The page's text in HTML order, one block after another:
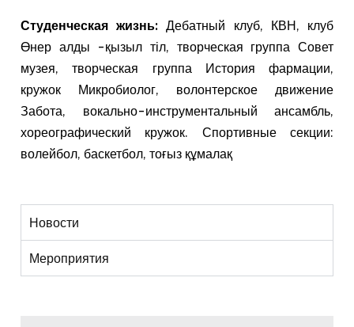
Студенческая жизнь: Дебатный клуб, КВН, клуб
Өнер алды -қызыл тіл, творческая группа Совет
музея, творческая группа История фармации,
кружок Микробиолог, волонтерское движение
Забота, вокально-инструментальный ансамбль,
хореографический кружок. Спортивные секции:
волейбол, баскетбол, тоғыз құмалақ
Новости
Мероприятия